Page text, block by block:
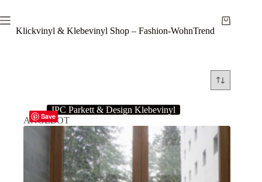
Inhalt
springenKlickvinyl & Klebevinyl Shop – Fashion-WohnTrend
Warenkorb
Save
IPC Parkett & Design Klebevinyl
ANGEBOT